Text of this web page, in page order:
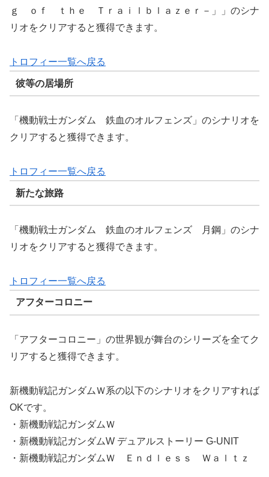
ｇ ｏｆ ｔｈｅ Ｔｒａｉｌｂｌａｚｅｒ－」」のシナ
リオをクリアすると獲得できます。
トロフィー一覧へ戻る
彼等の居場所
「機動戦士ガンダム 鉄血のオルフェンズ」のシナリオを
クリアすると獲得できます。
トロフィー一覧へ戻る
新たな旅路
「機動戦士ガンダム 鉄血のオルフェンズ 月鋼」のシナ
リオをクリアすると獲得できます。
トロフィー一覧へ戻る
アフターコロニー
「アフターコロニー」の世界観が舞台のシリーズを全てク
リアすると獲得できます。
新機動戦記ガンダムＷ系の以下のシナリオをクリアすれば
OKです。
・新機動戦記ガンダムＷ
・新機動戦記ガンダムW デュアルストーリー G-UNIT
・新機動戦記ガンダムＷ Ｅｎｄｌｅｓｓ Ｗａｌｔｚ